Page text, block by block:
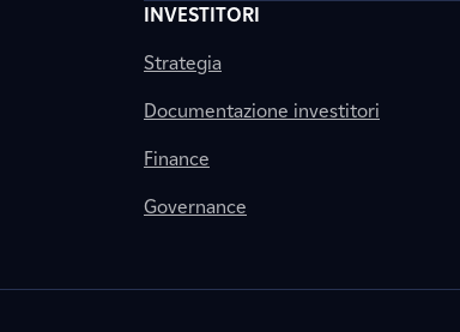
INVESTITORI
Strategia
Documentazione investitori
Finance
Governance